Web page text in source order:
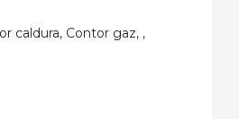
caldura, Contor gaz, ,